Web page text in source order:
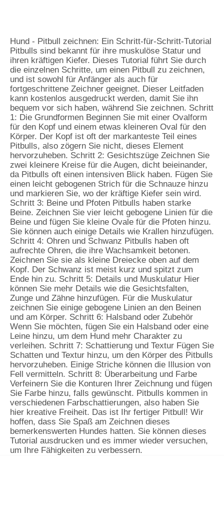
Hund - Pitbull zeichnen: Ein Schritt-für-Schritt-Tutorial
Pitbulls sind bekannt für ihre muskulöse Statur und
ihren kräftigen Kiefer. Dieses Tutorial führt Sie durch
die einzelnen Schritte, um einen Pitbull zu zeichnen,
und ist sowohl für Anfänger als auch für
fortgeschrittene Zeichner geeignet. Dieser Leitfaden
kann kostenlos ausgedruckt werden, damit Sie ihn
bequem vor sich haben, während Sie zeichnen. Schritt
1: Die Grundformen Beginnen Sie mit einer Ovalform
für den Kopf und einem etwas kleineren Oval für den
Körper. Der Kopf ist oft der markanteste Teil eines
Pitbulls, also zögern Sie nicht, dieses Element
hervorzuheben. Schritt 2: Gesichtszüge Zeichnen Sie
zwei kleinere Kreise für die Augen, dicht beieinander,
da Pitbulls oft einen intensiven Blick haben. Fügen Sie
einen leicht gebogenen Strich für die Schnauze hinzu
und markieren Sie, wo der kräftige Kiefer sein wird.
Schritt 3: Beine und Pfoten Pitbulls haben starke
Beine. Zeichnen Sie vier leicht gebogene Linien für die
Beine und fügen Sie kleine Ovale für die Pfoten hinzu.
Sie können auch einige Details wie Krallen hinzufügen.
Schritt 4: Ohren und Schwanz Pitbulls haben oft
aufrechte Ohren, die ihre Wachsamkeit betonen.
Zeichnen Sie sie als kleine Dreiecke oben auf dem
Kopf. Der Schwanz ist meist kurz und spitzt zum
Ende hin zu. Schritt 5: Details und Muskulatur Hier
können Sie mehr Details wie die Gesichtsfalten,
Zunge und Zähne hinzufügen. Für die Muskulatur
zeichnen Sie einige gebogene Linien an den Beinen
und am Körper. Schritt 6: Halsband oder Zubehör
Wenn Sie möchten, fügen Sie ein Halsband oder eine
Leine hinzu, um dem Hund mehr Charakter zu
verleihen. Schritt 7: Schattierung und Textur Fügen Sie
Schatten und Textur hinzu, um den Körper des Pitbulls
hervorzuheben. Einige Striche können die Illusion von
Fell vermitteln. Schritt 8: Überarbeitung und Farbe
Verfeinern Sie die Konturen Ihrer Zeichnung und fügen
Sie Farbe hinzu, falls gewünscht. Pitbulls kommen in
verschiedenen Farbschattierungen, also haben Sie
hier kreative Freiheit. Das ist Ihr fertiger Pitbull! Wir
hoffen, dass Sie Spaß am Zeichnen dieses
bemerkenswerten Hundes hatten. Sie können dieses
Tutorial ausdrucken und es immer wieder versuchen,
um Ihre Fähigkeiten zu verbessern.